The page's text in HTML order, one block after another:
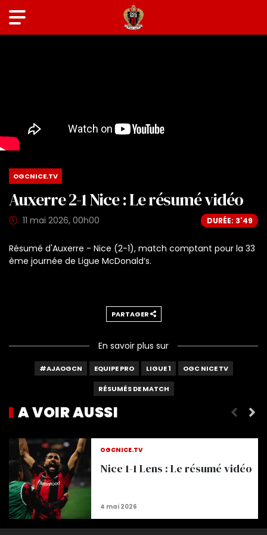
OGCNICE.TV
Auxerre 2-1 Nice : Le résumé vidéo
11 mai 2026, 00h00 DURÉE: 3'49
Résumé d'Auxerre - Nice (2-1), match comptant pour la 33
ème journée de Ligue McDonald’s.
PARTAGER
En savoir plus sur
#AJAOGCN EQUIPE PRO LIGUE 1 OGC NICE TV
RÉSUMÉS DE MATCH
A VOIR AUSSI
OGCNICE.TV
Nice 1-1 Lens : Le résumé vidéo
Nice 1-1 Strasbourg : Le résumé vidéo